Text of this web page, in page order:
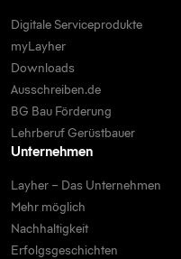
Digitale Serviceprodukte
myLayher
Downloads
Ausschreiben.de
BG Bau Förderung
Lehrberuf Gerüstbauer
Unternehmen
Layher – Das Unternehmen
Mehr möglich
Nachhaltigkeit
Erfolgsgeschichten